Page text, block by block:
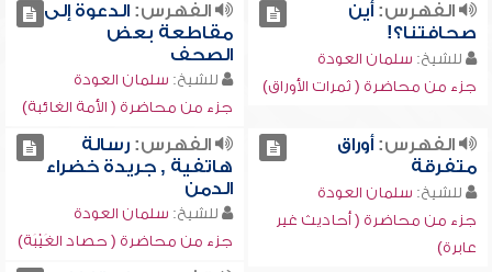
الفهرس:أين
صحافتنا؟!
للشيخ: سلمان العودة
جزء من محاضرة ( ثمرات الأوراق)
الفهرس:الدعوة إلى
مقاطعة بعض
الصحف
للشيخ: سلمان العودة
جزء من محاضرة ( الأمة الغائبة)
الفهرس:أوراق
متفرقة
للشيخ: سلمان العودة
جزء من محاضرة ( أحاديث غير
عابرة)
الفهرس:رسالة
هاتفية , جريدة خضراء
الدمن
للشيخ: سلمان العودة
جزء من محاضرة ( حصاد الغَيْبَة)